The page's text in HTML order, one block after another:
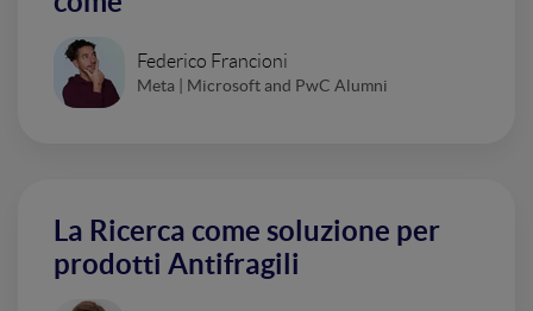
Federico Francioni
Meta | Microsoft and PwC Alumni
La Ricerca come soluzione per
prodotti Antifragili